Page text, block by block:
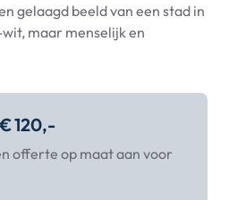
gelaagd beeld van een stad in
maar menselijk en
120,-
offerte op maat aan voor